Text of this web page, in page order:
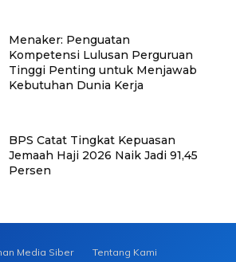
Menaker: Penguatan
Kompetensi Lulusan Perguruan
Tinggi Penting untuk Menjawab
Kebutuhan Dunia Kerja
BPS Catat Tingkat Kepuasan
Jemaah Haji 2026 Naik Jadi 91,45
Persen
Media Siber Tentang Kami